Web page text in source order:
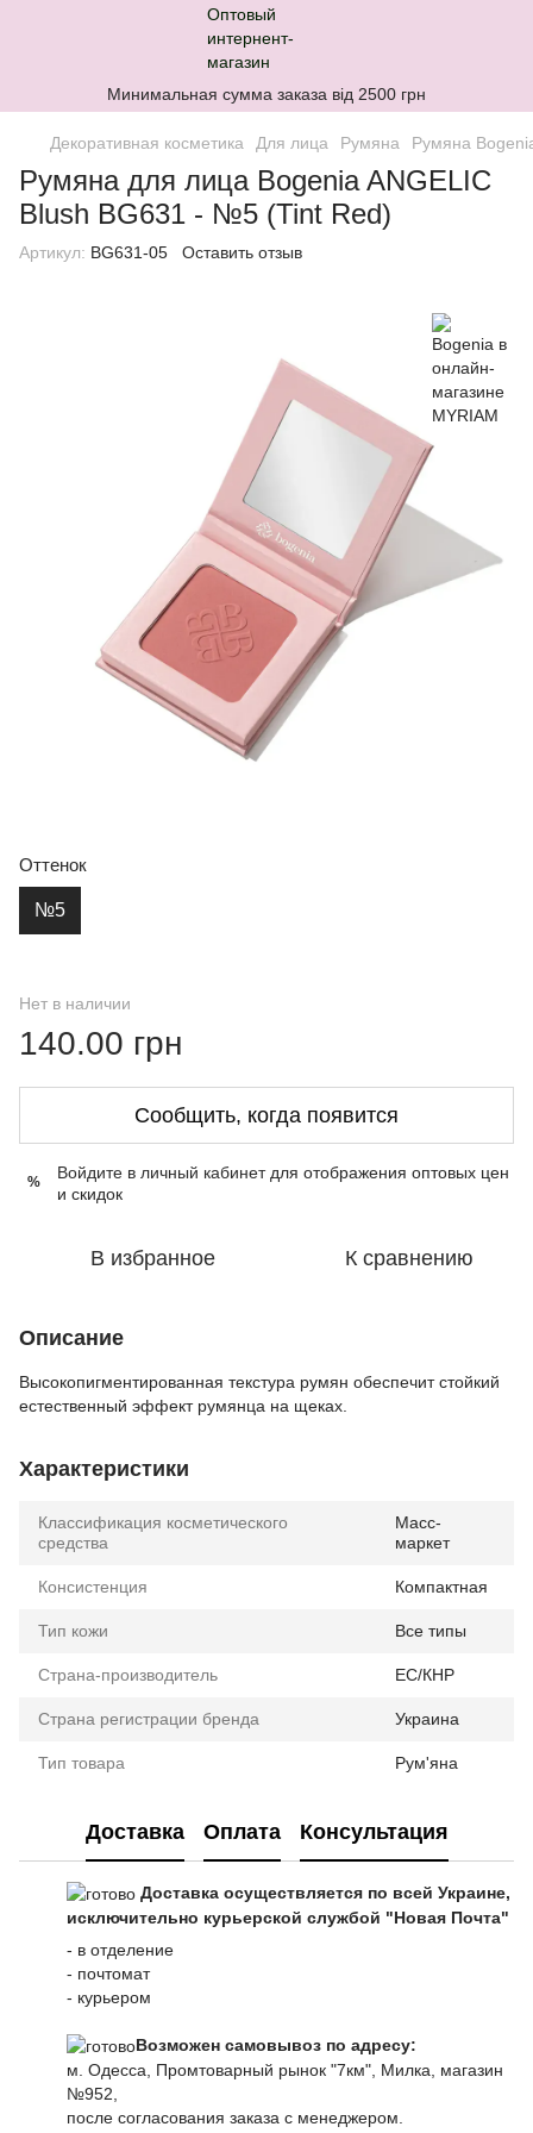
Минимальная сумма заказа від 2500 грн
Декоративная косметика Для лица Румяна Румяна
Румяна для лица Bogenia ANGELIC
Blush BG631 - №5 (Tint Red)
Артикул: BG631-05 Оставить отзыв
Оттенок
№5
Нет в наличии
140.00 грн
Сообщить, когда появится
%
Войдите в личный кабинетдля отображения оптовых цен
и скидок
В избранное К сравнению
Описание
Высокопигментированная текстура румян обеспечит стойкий
естественный эффект румянца на щеках.
Характеристики
Классификация косметического
средства
Масс-
маркет
Консистенция Компактная
Тип кожи Все типы
Страна-производитель ЕС/КНР
Страна регистрации бренда Украина
Тип товара Рум'яна
Доставка Оплата Консультация
Доставка осуществляется по всей Украине,
исключительно курьерской службой "Новая Почта"
- в отделение
- почтомат
- курьером
Возможен самовывоз по адресу:
м. Одесса, Промтоварный рынок "7км", Милка, магазин
№952,
после согласования заказа с менеджером.